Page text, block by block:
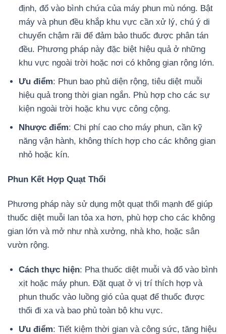
định, đổ vào bình chứa của máy phun mù nóng. Bật
máy và phun đều khắp khu vực cần xử lý, chú ý di
chuyển chậm rãi để đảm bảo thuốc được phân tán
đều. Phương pháp này đặc biệt hiệu quả ở những
khu vực ngoài trời hoặc nơi có không gian rộng lớn.
Ưu điểm: Phun bao phủ diện rộng, tiêu diệt muỗi
hiệu quả trong thời gian ngắn. Phù hợp cho các sự
kiện ngoài trời hoặc khu vực công cộng.
Nhược điểm: Chi phí cao cho máy phun, cần kỹ
năng vận hành, không thích hợp cho các không gian
nhỏ hoặc kín.
Phun Kết Hợp Quạt Thổi
Phương pháp này sử dụng một quạt thổi mạnh để giúp
thuốc diệt muỗi lan tỏa xa hơn, phù hợp cho các không
gian lớn và mở như nhà xưởng, nhà kho, hoặc sân
vườn rộng.
Cách thực hiện: Pha thuốc diệt muỗi và đổ vào bình
xịt hoặc máy phun. Đặt quạt ở vị trí thích hợp và
phun thuốc vào luồng gió của quạt để thuốc được
thổi đi xa và bao phủ toàn bộ khu vực.
Ưu điểm: Tiết kiệm thời gian và công sức, tăng hiệu